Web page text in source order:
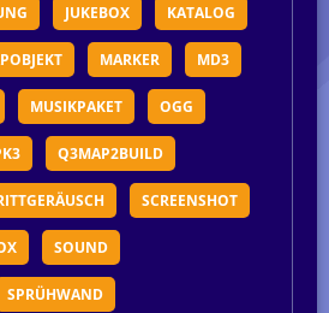
JUKEBOX KATALOG
MARKER MD3
MUSIKPAKET OGG
Q3MAP2BUILD
SCREENSHOT
SOUND
SPRÜHWAND